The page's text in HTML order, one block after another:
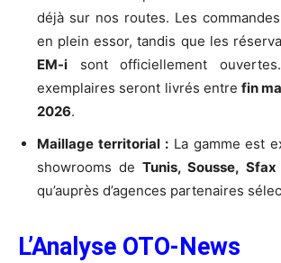
déjà sur nos routes. Les
en plein essor, tandis que les
EM-i sont officiellement
exemplaires seront livrés entre fin
2026.
Maillage territorial :La gamme est
showrooms deTunis, Sousse,
qu’auprès d’agences partenaires
L’Analyse OTO-News